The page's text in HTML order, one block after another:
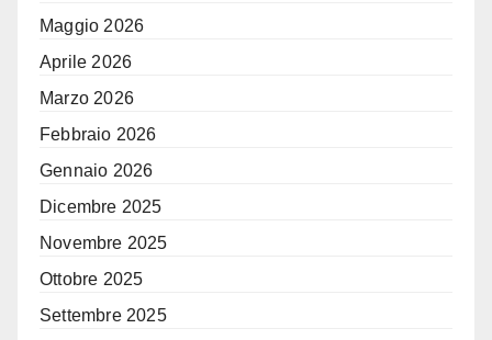
Maggio 2026
Aprile 2026
Marzo 2026
Febbraio 2026
Gennaio 2026
Dicembre 2025
Novembre 2025
Ottobre 2025
Settembre 2025